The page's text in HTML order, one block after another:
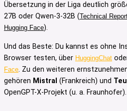
Übersetzung in der Liga deutlich
27B oder Qwen-3-32B (Technical
Hugging Face).
Und das Beste: Du kannst es ohne
Browser testen, über HuggingChat
Face. Zu den weiteren
gehören Mistral (Frankreich) und
OpenGPT-X-Projekt (u. a. Fraunhofer).